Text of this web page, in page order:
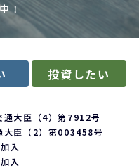
において、個人情報の取
ります。委託先の選定に
必要な契約を締結し、適切
社「個人情報お客様相談
性について
！
投資したい
大臣（4）第7912号
臣（2）第003458号
入
入